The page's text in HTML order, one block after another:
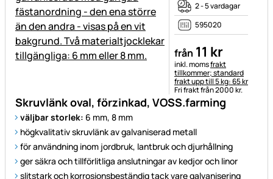
Skruvlänk oval, förzinkad, VOSS.farming
väljbar storlek: 6 mm, 8 mm
högkvalitativ skruvlänk av galvaniserad metall
för användning inom jordbruk, lantbruk och djurhållning
ger säkra och tillförlitliga anslutningar av kedjor och linor
slitstark och korrosionsbeständig tack vare galvanisering
2 - 5 vardagar
595020
från 11 kr
Skatteinformation:
inkl. momsfrakt
tillkommer; standard
frakt upp till 5 kg: 65 kr
Fri frakt från 2000 kr.